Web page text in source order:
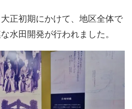
正初期にかけて、地区全体で
水田開発が行われました。